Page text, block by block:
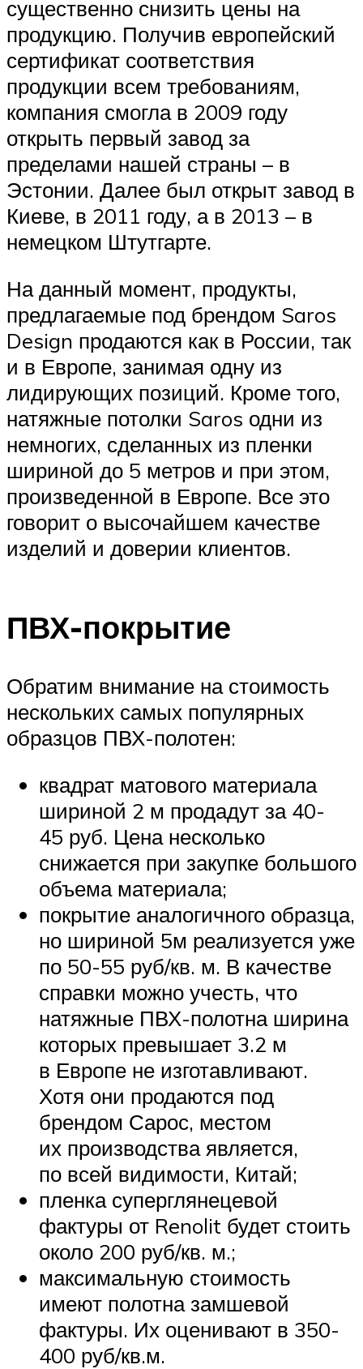
существенно снизить цены на
продукцию. Получив европейский
сертификат соответствия
продукции всем требованиям,
компания смогла в 2009 году
открыть первый завод за
пределами нашей страны – в
Эстонии. Далее был открыт завод в
Киеве, в 2011 году, а в 2013 – в
немецком Штутгарте.
На данный момент, продукты,
предлагаемые под брендом Saros
Design продаются как в России, так
и в Европе, занимая одну из
лидирующих позиций. Кроме того,
натяжные потолки Saros одни из
немногих, сделанных из пленки
шириной до 5 метров и при этом,
произведенной в Европе. Все это
говорит о высочайшем качестве
изделий и доверии клиентов.
ПВХ-покрытие
Обратим внимание на стоимость
нескольких самых популярных
образцов ПВХ-полотен:
квадрат матового материала
шириной 2 м продадут за 40-
45 руб. Цена несколько
снижается при закупке большого
объема материала;
покрытие аналогичного образца,
но шириной 5м реализуется уже
по 50-55 руб/кв. м. В качестве
справки можно учесть, что
натяжные ПВХ-полотна ширина
которых превышает 3.2 м
в Европе не изготавливают.
Хотя они продаются под
брендом Сарос, местом
их производства является,
по всей видимости, Китай;
пленка суперглянецевой
фактуры от Renolit будет стоить
около 200 руб/кв. м.;
максимальную стоимость
имеют полотна замшевой
фактуры. Их оценивают в 350-
400 руб/кв.м.